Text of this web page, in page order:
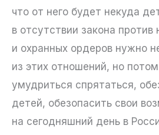
что от него будет некуда
в отсутствии закона против
и охранных ордеров нужно
из этих отношений, но
умудриться спрятаться,
детей, обезопасить свои
на сегодняшний день в